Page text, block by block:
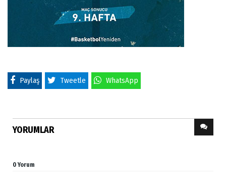
Paylaş Tweetle WhatsApp
YORUMLAR
0 Yorum